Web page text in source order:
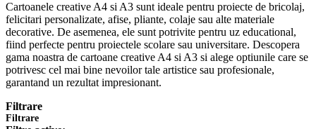
Cartoanele creative A4 si A3 sunt ideale pentru proiecte de bricolaj,
felicitari personalizate, afise, pliante, colaje sau alte materiale
decorative. De asemenea, ele sunt potrivite pentru uz educational,
fiind perfecte pentru proiectele scolare sau universitare. Descopera
gama noastra de cartoane creative A4 si A3 si alege optiunile care se
potrivesc cel mai bine nevoilor tale artistice sau profesionale,
garantand un rezultat impresionant.
Filtrare
Filtrare